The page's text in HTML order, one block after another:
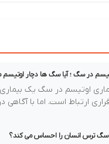
در سگ ؛ آیا سگ ها دچار اوتیسم
اوتیسم در سگ یک بیماری
ارتباط است. اما با آگاهی
سگ ترس انسان را احساس می کند؟